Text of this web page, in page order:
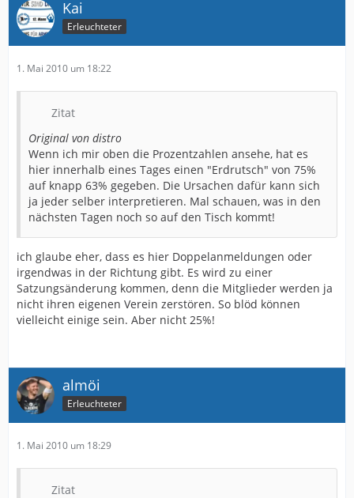
Kai
Erleuchteter
1. Mai 2010 um 18:22
Zitat
Original von distro
Wenn ich mir oben die Prozentzahlen ansehe, hat es
hier innerhalb eines Tages einen "Erdrutsch" von 75%
auf knapp 63% gegeben. Die Ursachen dafür kann sich
ja jeder selber interpretieren. Mal schauen, was in den
nächsten Tagen noch so auf den Tisch kommt!
ich glaube eher, dass es hier Doppelanmeldungen oder
irgendwas in der Richtung gibt. Es wird zu einer
Satzungsänderung kommen, denn die Mitglieder werden ja
nicht ihren eigenen Verein zerstören. So blöd können
vielleicht einige sein. Aber nicht 25%!
almöi
Erleuchteter
1. Mai 2010 um 18:29
Zitat